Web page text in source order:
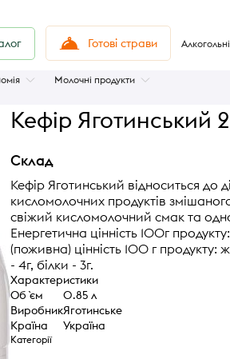
Готові страви
Молочні продукти
Кефір Яготинський
Склад
Кефір Яготинський відноситься до
кисломолочних продуктів
свіжий кисломолочний смак та
Енергетична цінність 100г
(поживна) цінність 100 г продукту:
- 4г, білки - 3г.
Характеристики
Об `єм
0.85 л
ВиробникЯготинське
Країна
Україна
Категорії